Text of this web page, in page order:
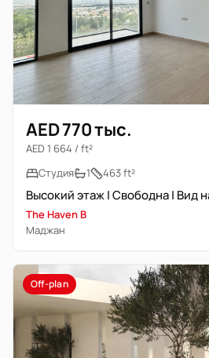
AED 770 тыс.
AED 1 664 / ft²
Студия
1 463 ft²
Высокий этаж | Свободна | Вид
The Haven B
Маджан
Off-plan